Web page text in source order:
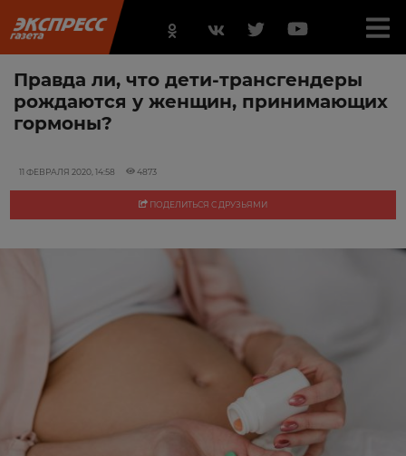
Правда ли, что дети-трансгендеры
рождаются у женщин, принимающих
гормоны?
11 ФЕВРАЛЯ 2020, 14:58 4873
ПОДЕЛИТЬСЯ С ДРУЗЬЯМИ